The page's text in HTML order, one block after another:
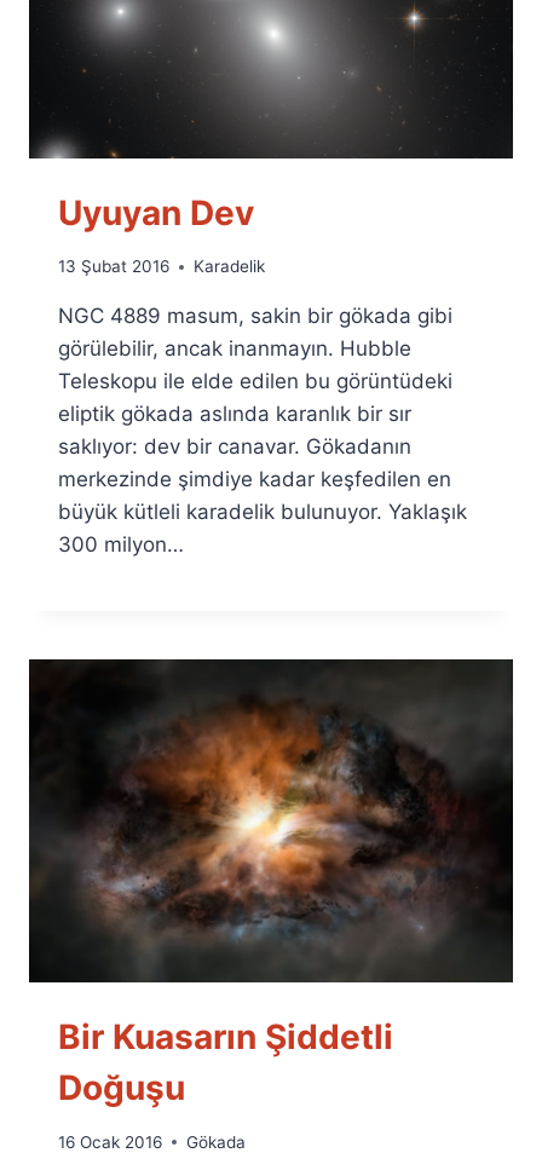
Uyuyan Dev
By
Fuat
Özyar
13 Şubat 2016 Karadelik
NGC 4889 masum, sakin bir gökada gibi
görülebilir, ancak inanmayın. Hubble
Teleskopu ile elde edilen bu görüntüdeki
eliptik gökada aslında karanlık bir sır
saklıyor: dev bir canavar. Gökadanın
merkezinde şimdiye kadar keşfedilen en
büyük kütleli karadelik bulunuyor. Yaklaşık
300 milyon…
Bir Kuasarın Şiddetli
Doğuşu
By
16 Ocak 2016 Gökada